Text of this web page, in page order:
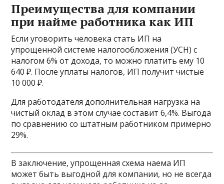
Преимущества для компании
при найме работника как ИП
Если уговорить человека стать ИП на
упрощенной системе налогообложения (УСН) с
налогом 6% от дохода, то можно платить ему 10
640 ₽. После уплаты налогов, ИП получит чистые
10 000 ₽.
Для работодателя дополнительная нагрузка на
чистый оклад в этом случае составит 6,4%. Выгода
по сравнению со штатным работником примерно
29%.
В заключение, упрощенная схема наема ИП
может быть выгодной для компании, но не всегда